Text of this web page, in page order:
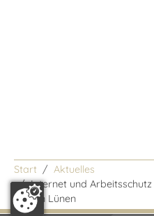
Start
Aktuelles
/Internet und
2016 in Lünen